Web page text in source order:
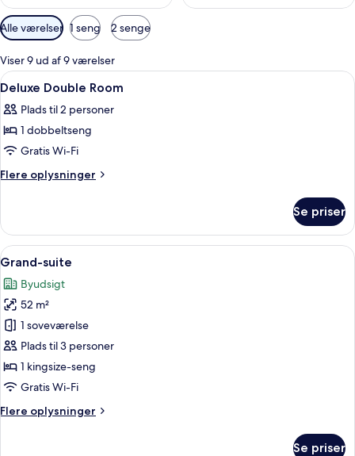
Tilgængelige
filtre
for
værelser
Alle værelser 1 seng 2 senge
Viser 9 ud af 9 værelser
Indlæs
alle
billeder
af
Deluxe
Double
Et moderne hotelværelse med en
9
Deluxe Double Room
Plads til 2 personer
1 dobbeltseng
Gratis Wi-Fi
Flere oplysninger
Flere
Double
Room
Se priser
Indlæs
alle
billeder
af
Grand-
suite
Et moderne hotelværelse med en
13
Grand-suite
Byudsigt
52 m²
1 soveværelse
Plads til 3 personer
1 kingsize-seng
Gratis Wi-Fi
Flere oplysninger
Flere
Se priser